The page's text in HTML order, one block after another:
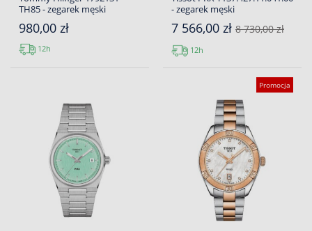
TH85 - zegarek męski
980,00 zł
12h
- zegarek męski
7 566,00 zł 8 730,00 zł
12h
Promocja